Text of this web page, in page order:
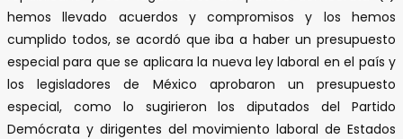
hemos llevado acuerdos y compromisos y los hemos
cumplido todos, se acordó que iba a haber un presupuesto
especial para que se aplicara la nueva ley laboral en el país y
los legisladores de México aprobaron un presupuesto
especial, como lo sugirieron los diputados del Partido
Demócrata y dirigentes del movimiento laboral de Estados